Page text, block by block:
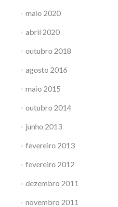
maio 2020
abril 2020
outubro 2018
agosto 2016
maio 2015
outubro 2014
junho 2013
fevereiro 2013
fevereiro 2012
dezembro 2011
novembro 2011